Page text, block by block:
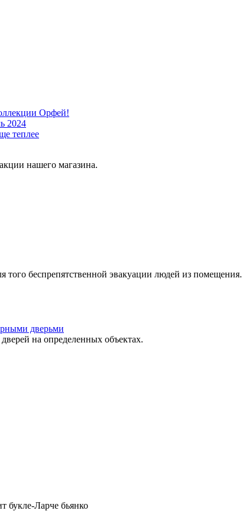
Орфей!
2024
теплее
нашего магазина.
беспрепятственной эвакуации людей из помещения.
дверьми
на определенных объектах.
Ларче бьянко